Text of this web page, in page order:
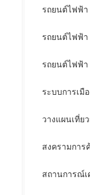
รถยนต์ไฟฟ้า
รถยนต์ไฟฟ้า
รถยนต์ไฟฟ้
ระบบการเมื
วางแผนเที่ย
สงครามการ
สถานการณ์